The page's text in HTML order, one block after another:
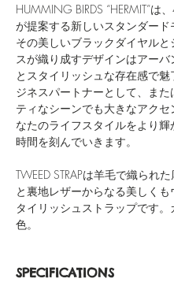
HUMMING BIRDS “HERMIT”は
が提案する新しいスタンダード
その美しいブラックダイヤルと
スが織り成すデザインはアーバ
とスタイリッシュな存在感で
ジネスパートナーとして、また
ティなシーンでも大きなアクセ
なたのライフスタイルをより輝
時間を刻んでいきます。
TWEED STRAPは羊毛で織られ
と裏地レザーからなる美しくも
タイリッシュストラップです。
色。
SPECIFICATIONS